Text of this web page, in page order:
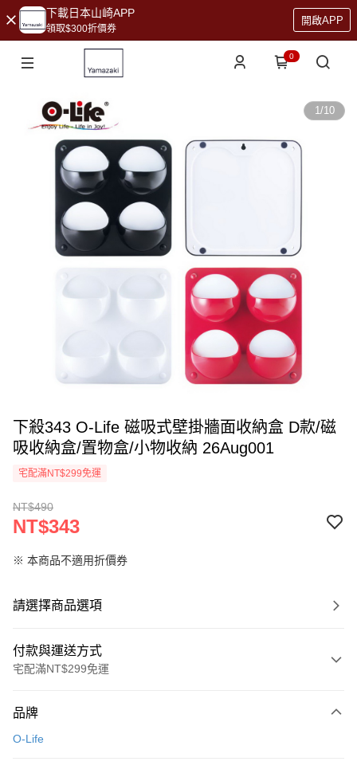
下載日本山崎APP
領取$300折價券
開啟APP
0
1/10
下殺343 O-Life 磁吸式壁掛牆面收納盒 D款/磁
吸收納盒/置物盒/小物收納 26Aug001
宅配滿NT$299免運
NT$490
NT$343
※ 本商品不適用折價券
請選擇商品選項
付款與運送方式
宅配滿NT$299免運
信用卡一次付款
品牌
O-Life